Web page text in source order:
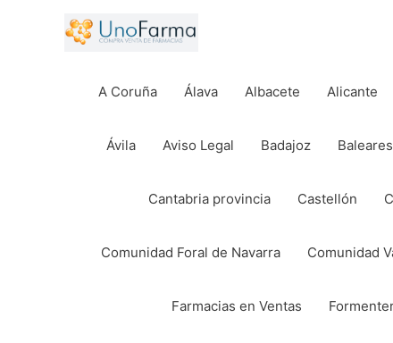
A Coruña
Álava Albacete Alicante
Ávila Aviso Legal Badajoz
Cantabria provincia Castellón
Comunidad Foral de Navarra Comunidad
Farmacias en Ventas